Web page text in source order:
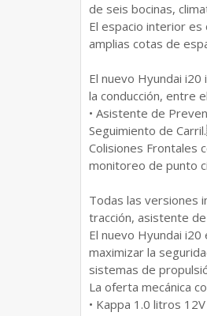
de seis bocinas,
El espacio interior
amplias cotas de
El nuevo Hyundai
la conducción, entre
• Asistente de
Seguimiento de
Colisiones Frontales
monitoreo de punto
Todas las versiones
tracción, asistente
El nuevo Hyundai
maximizar la
sistemas de
La oferta mecánica
• Kappa 1.0 litros